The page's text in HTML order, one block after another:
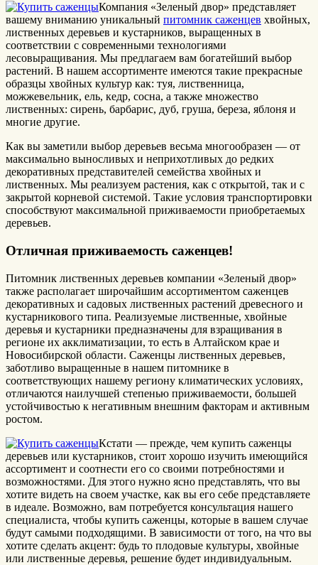
Компания «Зеленый двор» представляет
вашему вниманию уникальный питомник саженцев хвойных,
лиственных деревьев и кустарников, выращенных в
соответствии с современными технологиями
лесовыращивания. Мы предлагаем вам богатейший выбор
растений. В нашем ассортименте имеются такие прекрасные
образцы хвойных культур как: туя, лиственница,
можжевельник, ель, кедр, сосна, а также множество
лиственных: сирень, барбарис, дуб, груша, береза, яблоня и
многие другие.
Как вы заметили выбор деревьев весьма многообразен — от
максимально выносливых и неприхотливых до редких
декоративных представителей семейства хвойных и
лиственных. Мы реализуем растения, как с открытой, так и с
закрытой корневой системой. Такие условия транспортировки
способствуют максимальной приживаемости приобретаемых
деревьев.
Отличная приживаемость саженцев!
Питомник лиственных деревьев компании «Зеленый двор»
также располагает широчайшим ассортиментом саженцев
декоративных и садовых лиственных растений древесного и
кустарникового типа. Реализуемые лиственные, хвойные
деревья и кустарники предназначены для взращивания в
регионе их акклиматизации, то есть в Алтайском крае и
Новосибирской области. Саженцы лиственных деревьев,
заботливо выращенные в нашем питомнике в
соответствующих нашему региону климатических условиях,
отличаются наилучшей степенью приживаемости, большей
устойчивостью к негативным внешним факторам и активным
ростом.
Кстати — прежде, чем купить саженцы
деревьев или кустарников, стоит хорошо изучить имеющийся
ассортимент и соотнести его со своими потребностями и
возможностями. Для этого нужно ясно представлять, что вы
хотите видеть на своем участке, как вы его себе представляете
в идеале. Возможно, вам потребуется консультация нашего
специалиста, чтобы купить саженцы, которые в вашем случае
будут самыми подходящими. В зависимости от того, на что вы
хотите сделать акцент: будь то плодовые культуры, хвойные
или лиственные деревья, решение будет индивидуальным.